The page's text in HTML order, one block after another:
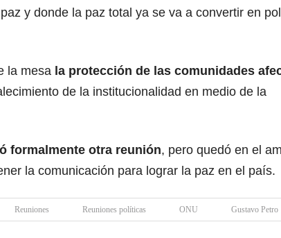
y donde la paz total ya se va a convertir en
la mesa la protección de las comunidades
de la institucionalidad en medio de la
formalmente otra reunión, pero quedó en el
la comunicación para lograr la paz en el país.
Reuniones Reuniones políticas ONU Gustavo Petro